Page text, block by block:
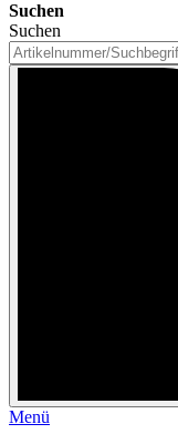
Suchen
Suchen
Menü